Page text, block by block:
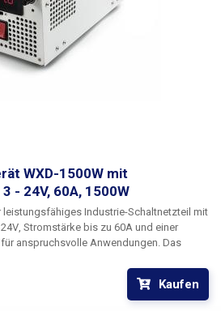
muss.
WXD-1500W mit
- 24V, 60A, 1500W
leistungsfähiges Industrie-Schaltnetzteil mit
, Stromstärke bis zu 60A und einer
für anspruchsvolle Anwendungen. Das
Schalter unterhalb des Displays, mit dem
werden kann. Die Anzeige ist dreistellig.
einer Dezimalstelle an. Mit dem
Kaufen